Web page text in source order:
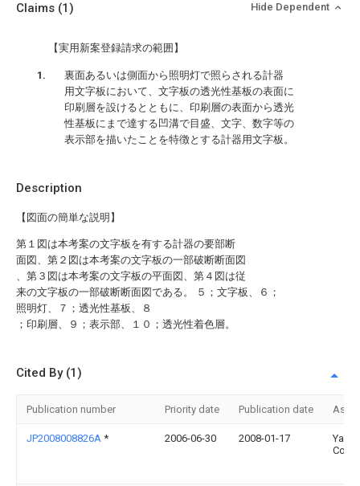
Description
【図面の簡単な説明】
第１図は本考案の文字板を有する計器の要部断
面図、第２図は本考案の文字板の一部破断断面図
、第３図は本考案の文字板の平面図、第４図は従
来の文字板の一部破断断面図である。 ５；文字板、６；
照明灯、７；透光性基板、８
；印刷層、９；表示部、１０；透光性着色層。
Claims (1) Hide Dependent
【実用新案登録請求の範囲】
裏面あるいは側面から照明灯で照らされる計器
用文字板において、文字板の透光性基板の表面に
印刷層を設けるとともに、印刷層の表面から透光
性基板にまで達する凹溝で目盛、文字、数字等の
表示部を描いたことを特徴とする計器用文字板。
Cited By (1)
Publication number Priority date Publication date
JP2008008826A * 2006-06-30 2008-01-17
Corp